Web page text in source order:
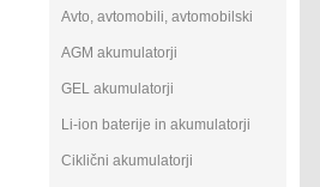
Avto, avtomobili, avtomobilski
AGM akumulatorji
GEL akumulatorji
Li-ion baterije in akumulatorji
Ciklični akumulatorji